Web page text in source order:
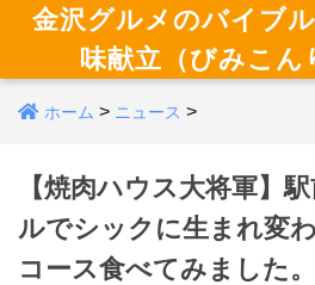
金沢グルメのバイブ
味献立（びみこん
ホーム > ニュース >
【焼肉ハウス大将軍】
ルでシックに生まれ変
コース食べてみました